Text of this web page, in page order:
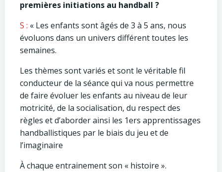
premières initiations au handball ?
S : « Les enfants sont âgés de 3 à 5 ans, nous
évoluons dans un univers différent toutes les
semaines.
Les thèmes sont variés et sont le véritable fil
conducteur de la séance qui va nous permettre
de faire évoluer les enfants au niveau de leur
motricité, de la socialisation, du respect des
règles et d’aborder ainsi les 1ers apprentissages
handballistiques par le biais du jeu et de
l’imaginaire
À chaque entrainement son « histoire ».